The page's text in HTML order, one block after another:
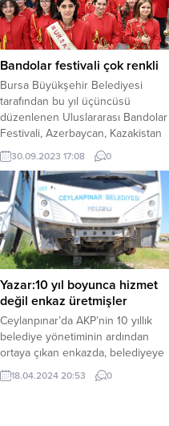
Güvenli liman altın ÇİN-ABD
gerginliğiyle rekor kırmaya devam
ediyor. Ticaret savaşlarının
kazananı altın oldu. Gram altın
yükselişini sürdürüyor. Gram altın...
Bandolar festivali çok renkli
Bursa Büyükşehir Belediyesi
tarafından bu yıl üçüncüsü
düzenlenen Uluslararası Bandolar
Festivali, Azerbaycan, Kazakistan
ve Bosna Hersek’in yanı sıra
Türkiye’nin farklı illerinden gelen 14
bando ekibinin çok sesli ve çok
renkli kortej yürüyüşü ile
başladı.Düzenlediği birbirinden
farklı etkinliklerle Bursa’nın kültür
sanat hayatına renk katan Bursa
Büyükşehir Belediyesi, 3.
Uluslararası Bandolar
Festivali’nde...
30.09.2023 17:08 0
Yazar:10 yıl boyunca hizmet
değil enkaz üretmişler
Ceylanpınar’da AKP’nin 10 yıllık
belediye yönetiminin ardından
ortaya çıkan enkazda, belediyeye
ait araçların ihmal edildiği ve
bakımının yapılmadığı iddia edildi.
18.04.2024 20:53 0